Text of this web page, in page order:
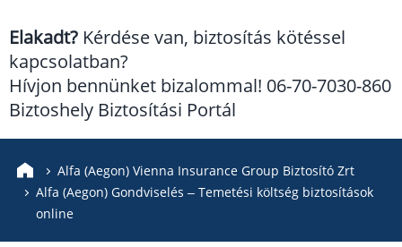
KÖBE Biztosító Egyesület
Mondial Assistance Biztosító
Posta Biztosító
Signal Biztosító
Union Biztosító
Elakadt? Kérdése van, biztosítás kötéssel
kapcsolatban?
Hívjon bennünket bizalommal! 06-70-7030-860
Biztoshely Biztosítási Portál
Alfa (Aegon) Vienna Insurance Group Biztosító Zrt
Alfa (Aegon) Gondviselés – Temetési költség biztosítások
online